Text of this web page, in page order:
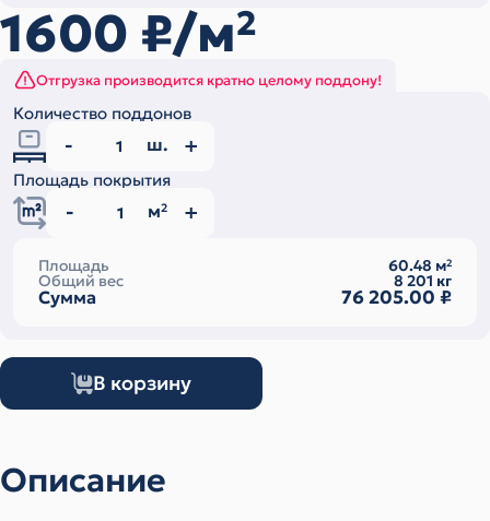
1600 ₽/м2
Отгрузка производится кратно целому поддону!
Количество поддонов
ш.
Площадь покрытия
м2
Площадь 60.48 м2
Общий вес 8 201 кг
Сумма 76 205.00 ₽
В корзину
Описание